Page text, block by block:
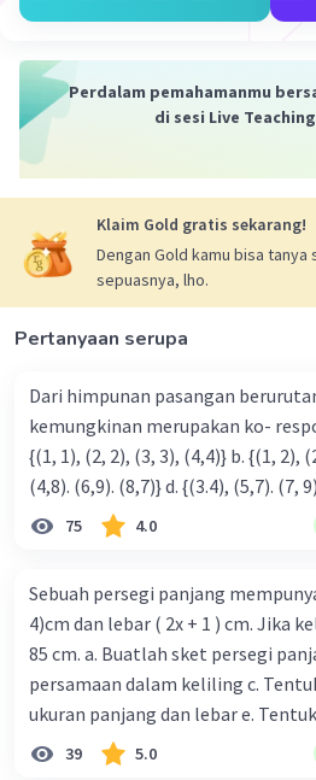
masing pecahan dan
pengali penyebutnya,
3/5 = (3/5) x (2/2) = 6/10.
9/10.
Langkah terakhir urutkan
mulai dari yang nilainya
25/10, 9/10, 7/10, 6/10
Jadi, susunan pecahan
nilainya terbesar adalah 5/
Beri Rating
Iklan
Perdalam pemahamanmu
di sesi Live
Klaim Gold gratis sekarang!
Dengan Gold kamu bisa tanya
sepuasnya, lho.
Pertanyaan serupa
Dari himpunan pasangan
kemungkinan merupakan ko- respondensi satu-satu? a.
{(1, 1), (2, 2), (3, 3), (4,4)} b. {(1, 2), (2, 3), (3, 4). (4,5)} c. {(2,7).
(4,8). (6,9). (8,7)} d. {(3.4),
75 4.0
Sebuah persegi panjang
4)cm dan lebar ( 2x + 1 ) cm. Jika
85 cm. a. Buatlah sket persegi
persamaan dalam keliling c.
ukuran panjang dan lebar e.
39 5.0